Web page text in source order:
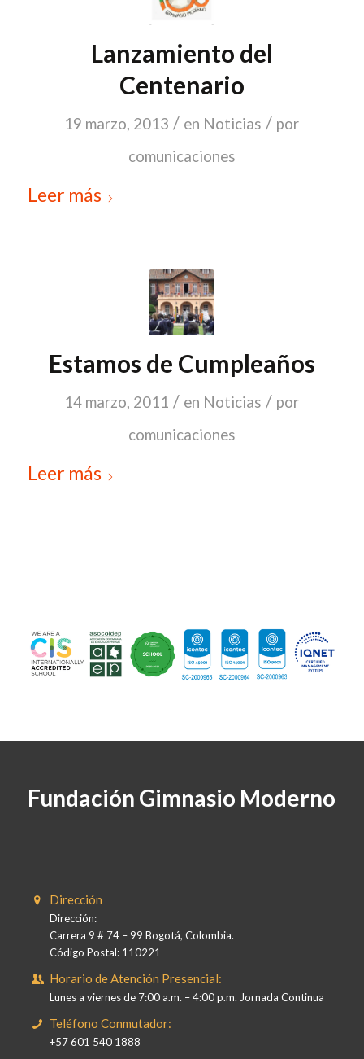
Lanzamiento del
Centenario
19 marzo, 2013 / en Noticias / por
comunicaciones
Leer más
Estamos de Cumpleaños
14 marzo, 2011 / en Noticias / por
comunicaciones
Leer más
Fundación Gimnasio Moderno
Dirección
Dirección:
Carrera 9 # 74 – 99 Bogotá, Colombia.
Código Postal: 110221
Horario de Atención Presencial:
Lunes a viernes de 7:00 a.m. – 4:00 p.m. Jornada Continua
Teléfono Conmutador:
+57 601 540 1888